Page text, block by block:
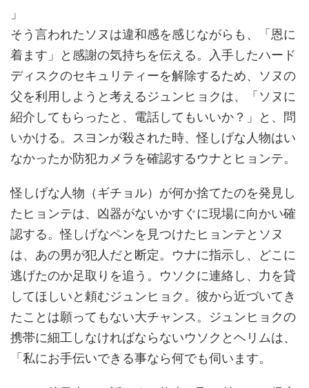
」
そう言われたソヌは違和感を感じながらも、「恩に
着ます」と感謝の気持ちを伝える。入手したハード
ディスクのセキュリティーを解除するため、ソヌの
父を利用しようと考えるジュンヒョクは、「ソヌに
紹介してもらったと、電話してもいいか？」と、問
いかける。スヨンが殺された時、怪しげな人物はい
なかったか防犯カメラを確認するウナとヒョンテ。
怪しげな人物（ギチョル）が何か捨てたのを発見し
たヒョンテは、凶器がないかすぐに現場に向かい確
認する。怪しげなペンを見つけたヒョンテとソヌ
は、あの男が犯人だと断定。ウナに指示し、どこに
逃げたのか足取りを追う。ウソクに連絡し、力を貸
してほしいと頼むジュンヒョク。彼から近づいてき
たことは願ってもない大チャンス。ジュンヒョクの
携帯に細工しなければならないウソクとヘリムは、
「私にお手伝いできる事なら何でも伺います。